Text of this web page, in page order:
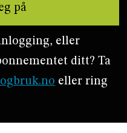
eller
ditt? Ta
eller ring